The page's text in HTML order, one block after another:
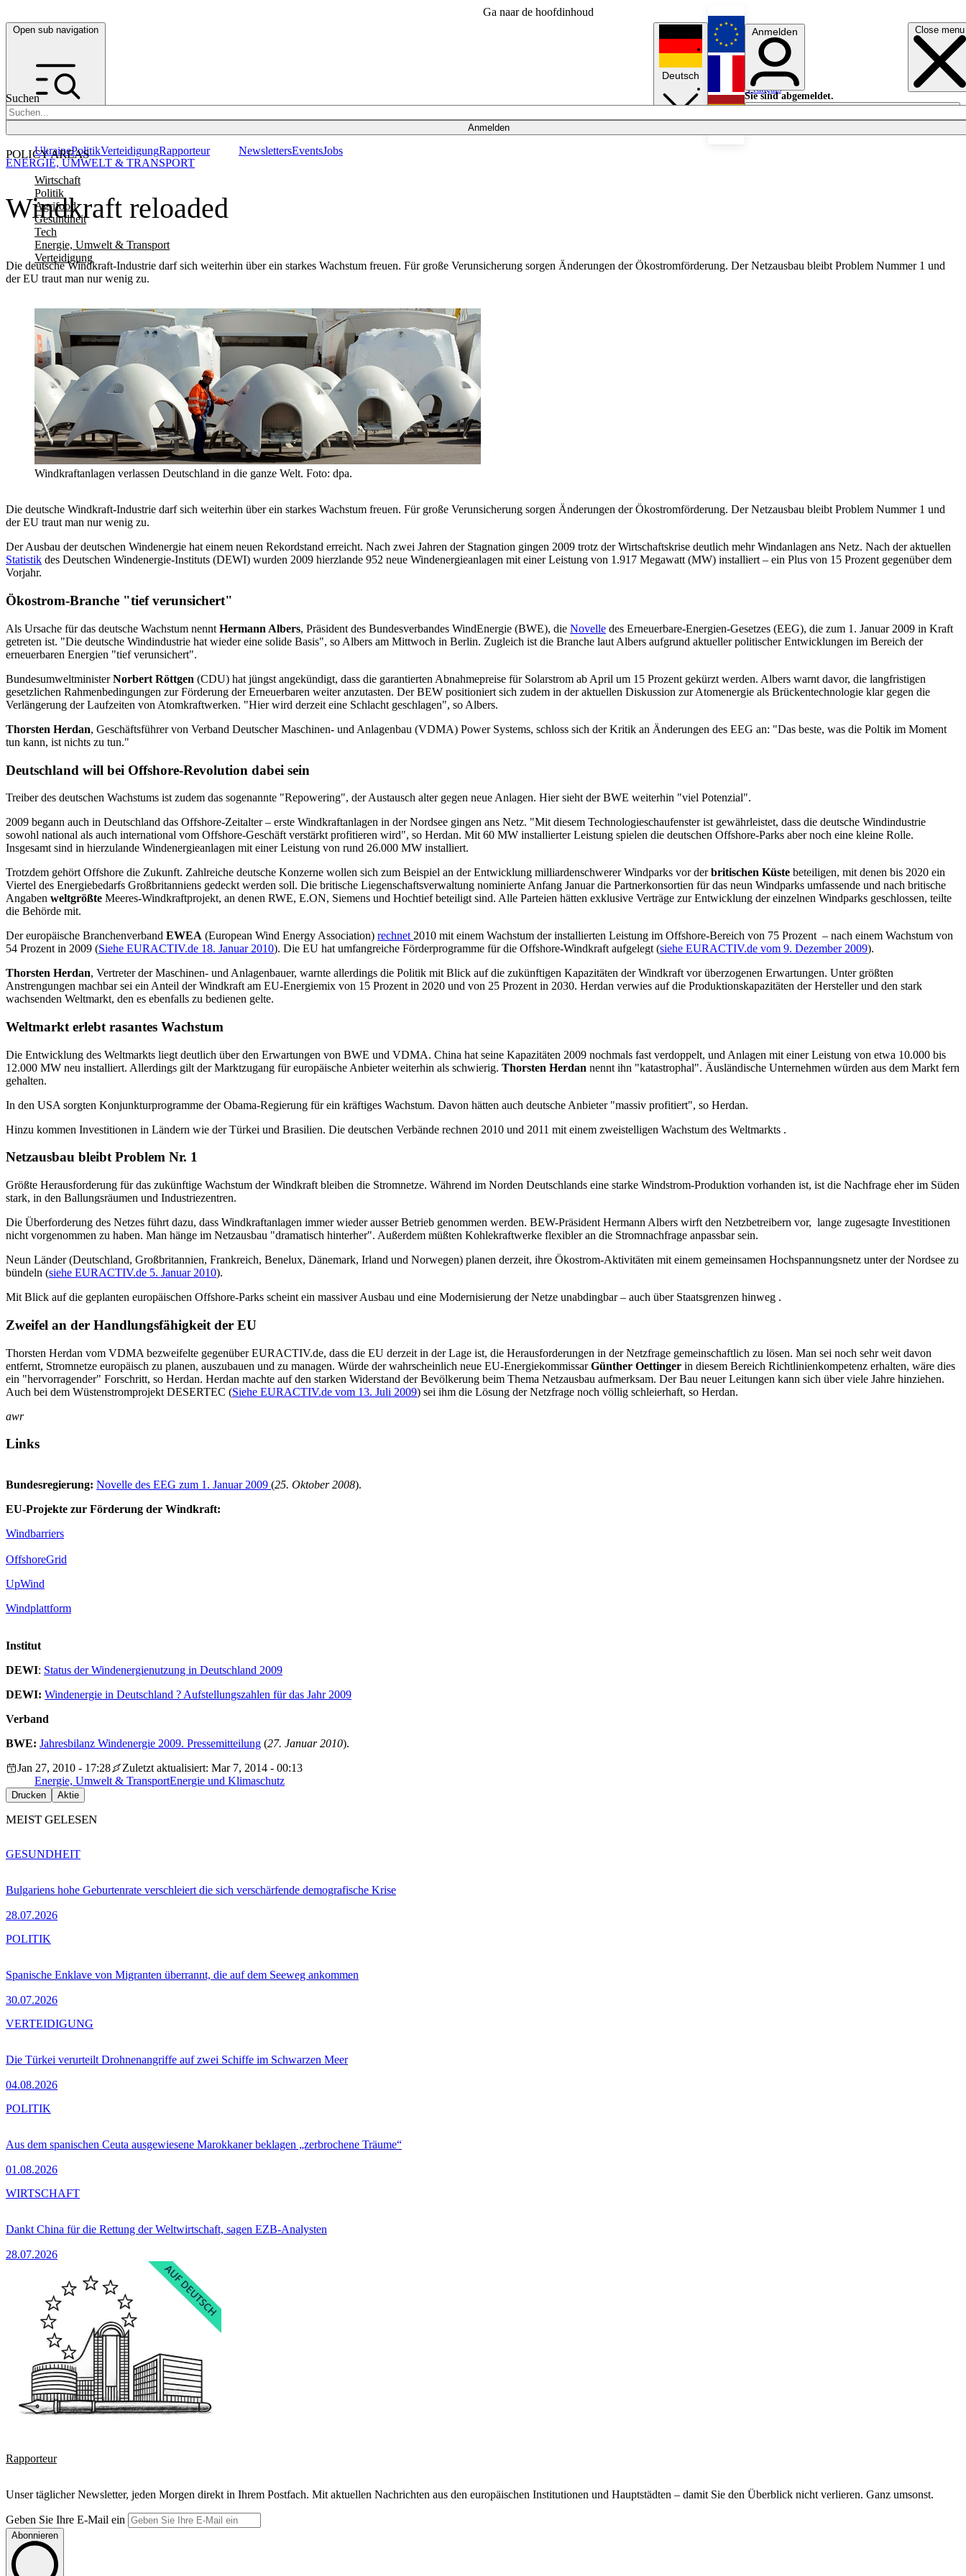
Ga naar de hoofdinhoud
Open sub navigation Close menu
Suchen
Anmelden
POLICY AREAS
Wirtschaft
Politik
Agrifood
Gesundheit
Tech
Energie, Umwelt & Transport
Verteidigung
UkrainePolitikVerteidigungRapporteur NewslettersEventsJobs
Deutsch
English
Français
Anmelden
Sie sind abgemeldet.
Anmelden
Licht aus
Windkraft reloaded
Die deutsche Windkraft-Industrie darf sich weiterhin über ein starkes Wachstum freuen. Für große Verunsicherung sorgen Änderungen der Ökostromförderung. Der Netzausbau bleibt Problem Nummer 1 und
der EU traut man nur wenig zu.
ENERGIE, UMWELT & TRANSPORT
Windkraftanlagen verlassen Deutschland in die ganze Welt. Foto: dpa.
Die deutsche Windkraft-Industrie darf sich weiterhin über ein starkes Wachstum freuen. Für große Verunsicherung sorgen Änderungen der Ökostromförderung. Der Netzausbau bleibt Problem Nummer 1 und
der EU traut man nur wenig zu.
Der Ausbau der deutschen Windenergie hat einem neuen Rekordstand erreicht. Nach zwei Jahren der Stagnation gingen 2009 trotz der Wirtschaftskrise deutlich mehr Windanlagen ans Netz. Nach der aktuellen
Statistik des Deutschen Windenergie-Instituts (DEWI) wurden 2009 hierzlande 952 neue Windenergieanlagen mit einer Leistung von 1.917 Megawatt (MW) installiert – ein Plus von 15 Prozent gegenüber dem
Vorjahr.
Ökostrom-Branche "tief verunsichert"
Als Ursache für das deutsche Wachstum nennt Hermann Albers, Präsident des Bundesverbandes WindEnergie (BWE), die Novelle des Erneuerbare-Energien-Gesetzes (EEG), die zum 1. Januar 2009 in Kraft
getreten ist. "Die deutsche Windindustrie hat wieder eine solide Basis", so Albers am Mittwoch in Berlin. Zugleich ist die Branche laut Albers aufgrund aktueller politischer Entwicklungen im Bereich der
erneuerbaren Energien "tief verunsichert".
BundesumweltministerNorbert Röttgen (CDU) hat jüngst angekündigt, dass die garantierten Abnahmepreise für Solarstrom ab April um 15 Prozent gekürzt werden. Albers warnt davor, die langfristigen
gesetzlichen Rahmenbedingungen zur Förderung der Erneuerbaren weiter anzutasten. Der BEW positioniert sich zudem in der aktuellen Diskussion zur Atomenergie als Brückentechnologie klar gegen die
Verlängerung der Laufzeiten von Atomkraftwerken. "Hier wird derzeit eine Schlacht geschlagen", so Albers.
Thorsten Herdan, Geschäftsführer von Verband Deutscher Maschinen- und Anlagenbau (VDMA) Power Systems, schloss sich der Kritik an Änderungen des EEG an: "Das beste, was die Poltik im Moment
tun kann, ist nichts zu tun."
Deutschland will bei Offshore-Revolution dabei sein
Treiber des deutschen Wachstums ist zudem das sogenannte "Repowering", der Austausch alter gegen neue Anlagen. Hier sieht der BWE weiterhin "viel Potenzial".
2009 begann auch in Deutschland das Offshore-Zeitalter – erste Windkraftanlagen in der Nordsee gingen ans Netz. "Mit diesem Technologieschaufenster ist gewährleistet, dass die deutsche Windindustrie
sowohl national als auch international vom Offshore-Geschäft verstärkt profitieren wird", so Herdan. Mit 60 MW installierter Leistung spielen die deutschen Offshore-Parks aber noch eine kleine Rolle.
Insgesamt sind in hierzulande Windenergieanlagen mit einer Leistung von rund 26.000 MW installiert.
Trotzdem gehört Offshore die Zukunft. Zahlreiche deutsche Konzerne wollen sich zum Beispiel an der Entwicklung milliardenschwerer Windparks vor derbritischen Küste beteiligen, mit denen bis 2020 ein
Viertel des Energiebedarfs Großbritanniens gedeckt werden soll. Die britische Liegenschaftsverwaltung nominierte Anfang Januar die Partnerkonsortien für das neun Windparks umfassende und nach britische
Angaben weltgrößte Meeres-Windkraftprojekt, an denen RWE, E.ON, Siemens und Hochtief beteiligt sind. Alle Parteien hätten exklusive Verträge zur Entwicklung der einzelnen Windparks geschlossen, teilte
die Behörde mit.
Der europäische Branchenverband EWEA (European Wind Energy Association) rechnet 2010 mit einem Wachstum der installierten Leistung im Offshore-Bereich von 75 Prozent – nach einem Wachstum von
54 Prozent in 2009 (Siehe EURACTIV.de 18. Januar 2010). Die EU hat umfangreiche Förderprogramme für die Offshore-Windkraft aufgelegt (siehe EURACTIV.de vom 9. Dezember 2009).
Thorsten Herdan, Vertreter der Maschinen- und Anlagenbauer, warnte allerdings die Politik mit Blick auf die zukünftigen Kapazitäten der Windkraft vor überzogenen Erwartungen. Unter größten
Anstrengungen machbar sei ein Anteil der Windkraft am EU-Energiemix von 15 Prozent in 2020 und von 25 Prozent in 2030. Herdan verwies auf die Produktionskapazitäten der Hersteller und den stark
wachsenden Weltmarkt, den es ebenfalls zu bedienen gelte.
Weltmarkt erlebt rasantes Wachstum
Die Entwicklung des Weltmarkts liegt deutlich über den Erwartungen von BWE und VDMA. China hat seine Kapazitäten 2009 nochmals fast verdoppelt, und Anlagen mit einer Leistung von etwa 10.000 bis
12.000 MW neu installiert. Allerdings gilt der Marktzugang für europäische Anbieter weiterhin als schwierig. Thorsten Herdan nennt ihn "katastrophal". Äusländische Unternehmen würden aus dem Markt fern
gehalten.
In den USA sorgten Konjunkturprogramme der Obama-Regierung für ein kräftiges Wachstum. Davon hätten auch deutsche Anbieter "massiv profitiert", so Herdan.
Hinzu kommen Investitionen in Ländern wie der Türkei und Brasilien. Die deutschen Verbände rechnen 2010 und 2011 mit einem zweistelligen Wachstum des Weltmarkts .
Netzausbau bleibt Problem Nr. 1
Größte Herausforderung für das zukünftige Wachstum der Windkraft bleiben die Stromnetze. Während im Norden Deutschlands eine starke Windstrom-Produktion vorhanden ist, ist die Nachfrage eher im Süden
stark, in den Ballungsräumen und Industriezentren.
Die Überforderung des Netzes führt dazu, dass Windkraftanlagen immer wieder ausser Betrieb genommen werden. BEW-Präsident Hermann Albers wirft den Netzbetreibern vor, lange zugesagte Investitionen
nicht vorgenommen zu haben. Man hänge im Netzausbau "dramatisch hinterher". Außerdem müßten Kohlekraftwerke flexibler an die Stromnachfrage anpassbar sein.
Neun Länder (Deutschland, Großbritannien, Frankreich, Benelux, Dänemark, Irland und Norwegen) planen derzeit, ihre Ökostrom-Aktivitäten mit einem gemeinsamen Hochspannungsnetz unter der Nordsee zu
bündeln (siehe EURACTIV.de 5. Januar 2010).
Mit Blick auf die geplanten europäischen Offshore-Parks scheint ein massiver Ausbau und eine Modernisierung der Netze unabdingbar – auch über Staatsgrenzen hinweg .
Zweifel an der Handlungsfähigkeit der EU
Thorsten Herdan vom VDMA bezweifelte gegenüber EURACTIV.de, dass die EU derzeit in der Lage ist, die Herausforderungen in der Netzfrage gemeinschaftlich zu lösen. Man sei noch sehr weit davon
entfernt, Stromnetze europäisch zu planen, auszubauen und zu managen. Würde der wahrscheinlich neue EU-EnergiekommissarGünther Oettinger in diesem Bereich Richtlinienkompetenz erhalten, wäre dies
ein "hervorragender" Forschritt, so Herdan. Herdan machte auf den starken Widerstand der Bevölkerung beim Thema Netzausbau aufmerksam. Der Bau neuer Leitungen kann sich über viele Jahre hinziehen.
Auch bei dem Wüstenstromprojekt DESERTEC (Siehe EURACTIV.de vom 13. Juli 2009) sei ihm die Lösung der Netzfrage noch völlig schleierhaft, so Herdan.
awr
Links
Bundesregierung: Novelle des EEG zum 1. Januar 2009 (25. Oktober 2008).
EU-Projekte zur Förderung der Windkraft:
Windbarriers
OffshoreGrid
UpWind
Windplattform
Institut
DEWI: Status der Windenergienutzung in Deutschland 2009
DEWI: Windenergie in Deutschland ? Aufstellungszahlen für das Jahr 2009
Verband
BWE: Jahresbilanz Windenergie 2009. Pressemitteilung (27. Januar 2010).
Jan 27, 2010 - 17:28
Zuletzt aktualisiert: Mar 7, 2014 - 00:13
Energie, Umwelt & TransportEnergie und Klimaschutz
Drucken Aktie
MEIST GELESEN
Bulgariens hohe Geburtenrate verschleiert die sich verschärfende demografische Krise
28.07.2026
GESUNDHEIT
Spanische Enklave von Migranten überrannt, die auf dem Seeweg ankommen
30.07.2026
POLITIK
Die Türkei verurteilt Drohnenangriffe auf zwei Schiffe im Schwarzen Meer
04.08.2026
VERTEIDIGUNG
Aus dem spanischen Ceuta ausgewiesene Marokkaner beklagen „zerbrochene Träume“
01.08.2026
POLITIK
Dankt China für die Rettung der Weltwirtschaft, sagen EZB-Analysten
28.07.2026
WIRTSCHAFT
Rapporteur
Unser täglicher Newsletter, jeden Morgen direkt in Ihrem Postfach. Mit aktuellen Nachrichten aus den europäischen Institutionen und Hauptstädten – damit Sie den Überblick nicht verlieren. Ganz umsonst.
Geben Sie Ihre E-Mail ein
Abonnieren